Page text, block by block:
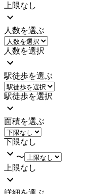
上限なし
人数を選ぶ
人数を選択
駅徒歩を選ぶ
駅徒歩を選択
面積を選ぶ
下限なし
〜
上限なし